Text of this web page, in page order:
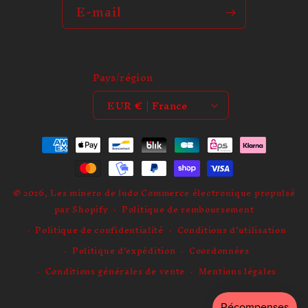
E-mail
Pays/région
EUR € | France
Moyens
paiement
© 2026,Les minero de ludoCommerce électronique propulsé
par Shopify
Politique de remboursement
Politique de confidentialité
Conditions d’utilisation
Politique d’expédition
Coordonnées
Conditions générales de vente
Mentions légales